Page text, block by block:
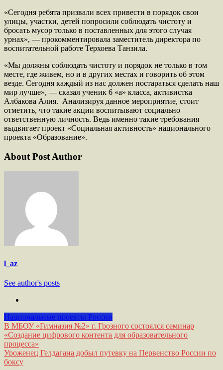
«Сегодня ребята призвали всех привести в порядок свои
улицы, участки, детей попросили соблюдать чистоту и
бросать мусор только в поставленных для этого случая
урнах», — прокомментировала заместитель директора по
воспитательной работе Терхоева Танзила.
«Мы должны соблюдать чистоту и порядок не только в том
месте, где живем, но и в других местах и говорить об этом
везде. Сегодня каждый из нас должен постараться сделать наш
мир лучше», — сказал ученик 6 «а» класса, активистка
Албакова Алия. Анализируя данное мероприятие, стоит
отметить, что такие акции воспитывают социально
ответственную личность. Ведь именно такие требования
выдвигает проект «Социальная активность» национального
проекта «Образование».
About Post Author
l_az
See author's posts
Национальные проекты России
Навигация
по
записям
В МБОУ «Гимназия №2» г. Грозного состоялся семинар
«Создание цифрового контента для образовательного
процесса»
Уроженец Гелдагана добыл путевку на Первенство России по
боксу